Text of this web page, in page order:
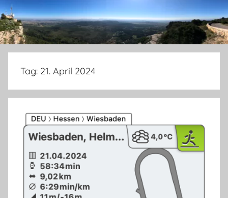
Tag: 21. April 2024